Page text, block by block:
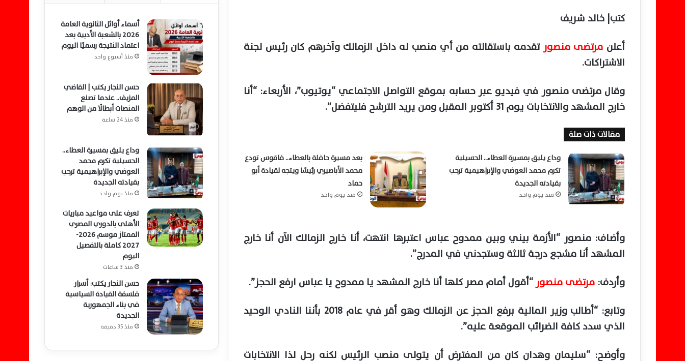
كتب| خالد شريف
أعلن مرتضى منصور تقدمه باستقالته من أي منصب له داخل الزمالك وآخرهم كان رئيس لجنة
الاشتراكات.
وقال مرتضى منصور في فيديو عبر حسابه بموقع التواصل الاجتماعي “يوتيوب”، الأربعاء: “أنا
خارج المشهد والانتخابات يوم 31 أكتوبر المقبل ومن يريد الترشح فليتفضل”.
مقالات ذات صلة
وداع يليق بمسيرة العطاء.. الحسينية
تكرم محمد العوضي والإبراهيمية ترحب
بقيادته الجديدة
منذ يوم واحد
بعد مسيرة حافلة بالعطاء.. فاقوس تودع
محمد الأباصيري رئيسًا ويتجه لقيادة أبو
حماد
منذ يوم واحد
وأضاف: منصور “الأزمة بيني وبين ممدوح عباس اعتبرها انتهت، أنا خارج الزمالك الآن أنا خارج
المشهد أنا مشجع درجة ثالثة وستجدني في المدرج”.
وأردف: مرتضى منصور “أقول أمام مصر كلها أنا خارج المشهد يا ممدوح يا عباس ارفع الحجز”.
وتابع: “أطالب وزير المالية برفع الحجز عن الزمالك وهو أقر في عام 2018 بأننا النادي الوحيد
الذي سدد كافة الضرائب الموقعة عليه”.
وأوضح: “سليمان وهدان كان من المفترض أن يتولى منصب الرئيس لكنه رحل لذا الانتخابات
أسماء أوائل الثانوية العامة
2026 بالشعبة الأدبية بعد
اعتماد النتيجة رسميًا اليوم
منذ أسبوع واحد
حسن النجار يكتب | القاضي
المزيف.. عندما تصنع
المنصات أبطالًا من الوهم
منذ 24 ساعة
وداع يليق بمسيرة العطاء..
الحسينية تكرم محمد
العوضي والإبراهيمية ترحب
بقيادته الجديدة
منذ يوم واحد
تعرف على مواعيد مباريات
الأهلي بالدوري المصري
الممتاز موسم 2026-
2027 كاملة بالتفصيل
اليوم
منذ 3 ساعات
حسن النجار يكتب: أسرار
فلسفة القيادة السياسية
في بناء الجمهورية
الجديدة
منذ 35 دقيقة